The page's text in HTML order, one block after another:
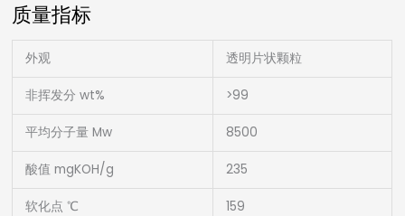
质量指标
外观 透明片状颗粒
非挥发分 wt% >99
平均分子量 Mw 8500
酸值 mgKOH/g 235
软化点 ℃ 159